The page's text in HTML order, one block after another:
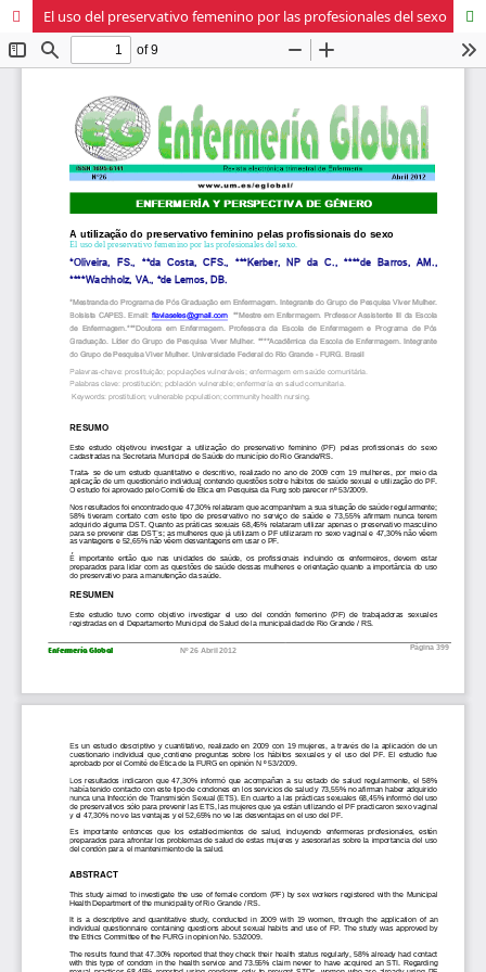
El uso del preservativo femenino por las profesionales del sexo